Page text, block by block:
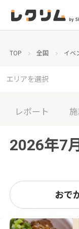
TOP 全国 イベ
エリアを選択
レポート
2026年7
おで